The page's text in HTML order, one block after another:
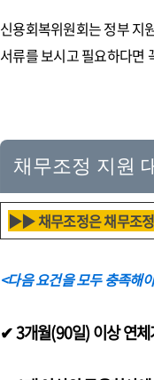
신용회복위원회는 정부 지
서류를 보시고 필요하다면
채무조정 지원
▶▶ 채무조정은 채무조정
<다음 요건을 모두 충족해
✔ 3개월(90일) 이상 연체